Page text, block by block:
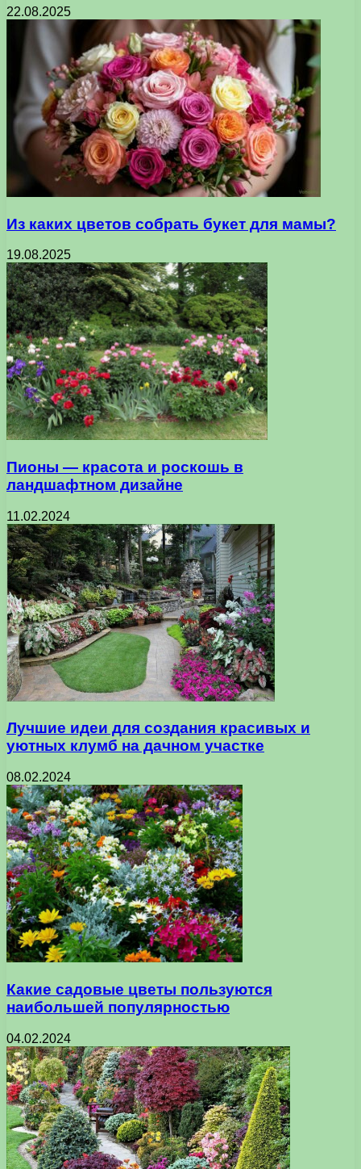
22.08.2025
Из каких цветов собрать букет для мамы?
19.08.2025
Пионы — красота и роскошь в
ландшафтном дизайне
11.02.2024
Лучшие идеи для создания красивых и
уютных клумб на дачном участке
08.02.2024
Какие садовые цветы пользуются
наибольшей популярностью
04.02.2024